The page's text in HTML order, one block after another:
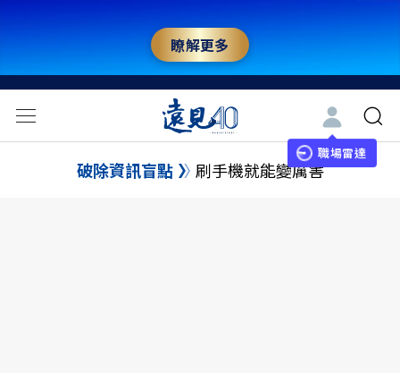
瞭解更多
職場雷達
破除資訊盲點 刷手機就能變厲害